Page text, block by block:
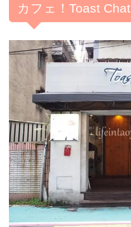
カフェ！Toast Chat